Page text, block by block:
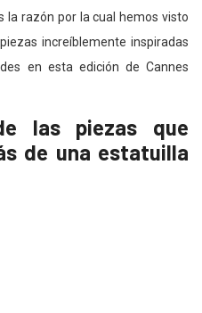
la razón por la cual hemos visto
increíblemente inspiradas
en esta edición de Cannes
las piezas que
de una estatuilla